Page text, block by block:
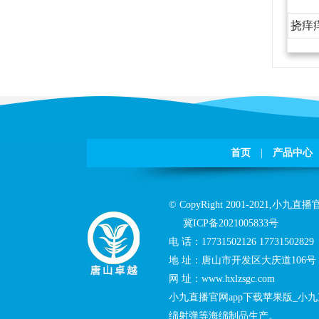
挠痒
首页 产品中心
©CopyRight2001-2021,小九直播
冀ICP备2021005833号
电话： 17731502126 17731502829
地址： 唐山市开发区大庆道106号
网址： www.hxlzsgc.com
小九直播官网app下载苹果版_小
绵射弹等海绵制品生产。